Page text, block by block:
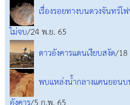
เรื่องรอยทางบนดวงจันทร์โ
ไม่จบ/24 พ.ย. 65
ดาวอังคารแดนเงียบสงัด/18
พบแหล่งน้ำกลางแคนยอน